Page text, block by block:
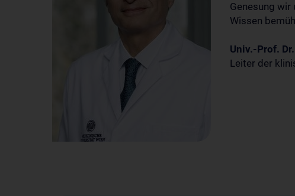
Genesung
Wissen
Univ.-Prof.
Leiter der